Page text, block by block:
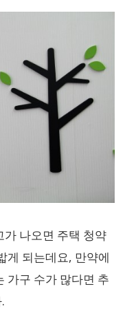
가 나오면 주택 청약
게 되는데요, 만약에
가구 수가 많다면 추